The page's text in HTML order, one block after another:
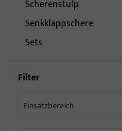
Scherenstulp
Senkklappschere
Sets
Filter
Einsatzbereich